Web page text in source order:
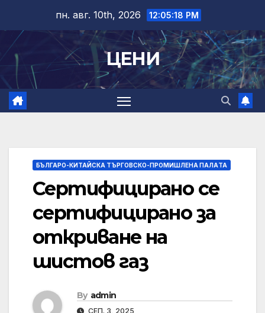
content
пн. авг. 10th, 2026 12:05:18 PM
ЦЕНИ
БЪЛГАРО-КИТАЙСКА ТЪРГОВСКО-ПРОМИШЛЕНА ПАЛAТА
Сертифицирано се
сертифицирано за
откриване на
шистов газ
By admin
СЕП. 3, 2025